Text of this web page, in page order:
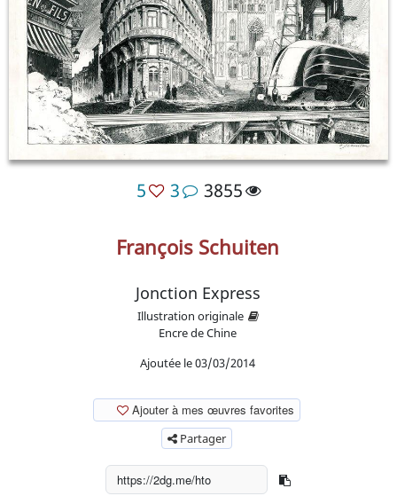
5 3 3855
François Schuiten
Jonction Express
Illustration originale
Encre de Chine
Ajoutée le 03/03/2014
Ajouter à mes œuvres favorites
Partager